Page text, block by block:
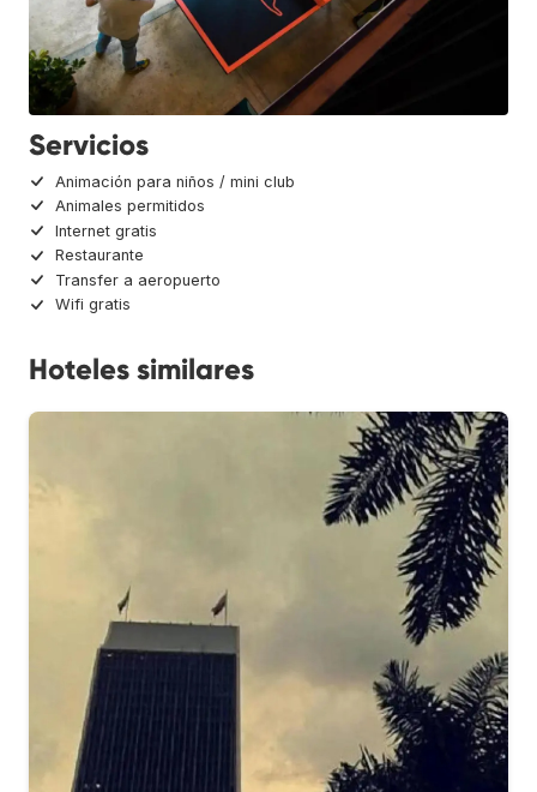
Servicios
Animación para niños / mini club
Animales permitidos
Internet gratis
Restaurante
Transfer a aeropuerto
Wifi gratis
Hoteles similares